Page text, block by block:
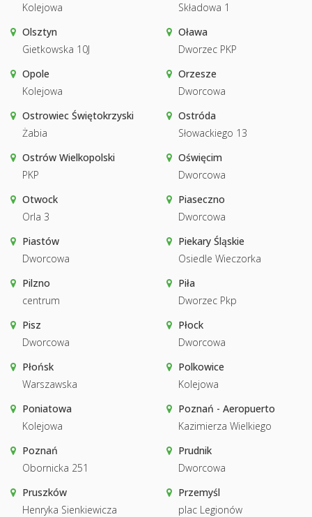
Kolejowa
Składowa 1
Olsztyn
Gietkowska 10J
Oława
Dworzec PKP
Opole
Kolejowa
Orzesze
Dworcowa
Ostrowiec Świętokrzyski
Żabia
Ostróda
Słowackiego 13
Ostrów Wielkopolski
PKP
Oświęcim
Dworcowa
Otwock
Orla 3
Piaseczno
Dworcowa
Piastów
Dworcowa
Piekary Śląskie
Osiedle Wieczorka
Pilzno
centrum
Piła
Dworzec Pkp
Pisz
Dworcowa
Płock
Dworcowa
Płońsk
Warszawska
Polkowice
Kolejowa
Poniatowa
Kolejowa
Poznań - Aeropuerto
Kazimierza Wielkiego
Poznań
Obornicka 251
Prudnik
Dworcowa
Pruszków
Henryka Sienkiewicza
Przemyśl
plac Legionów